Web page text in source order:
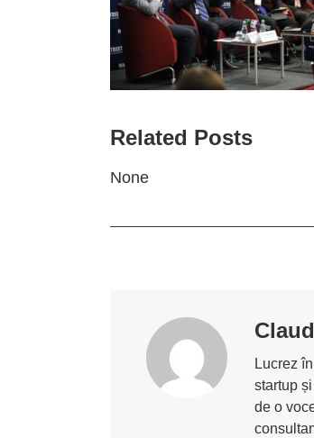
Related Posts
None
Lucrez
startup
de o